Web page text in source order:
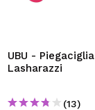
UBU - Piegaciglia
Lasharazzi
(13)